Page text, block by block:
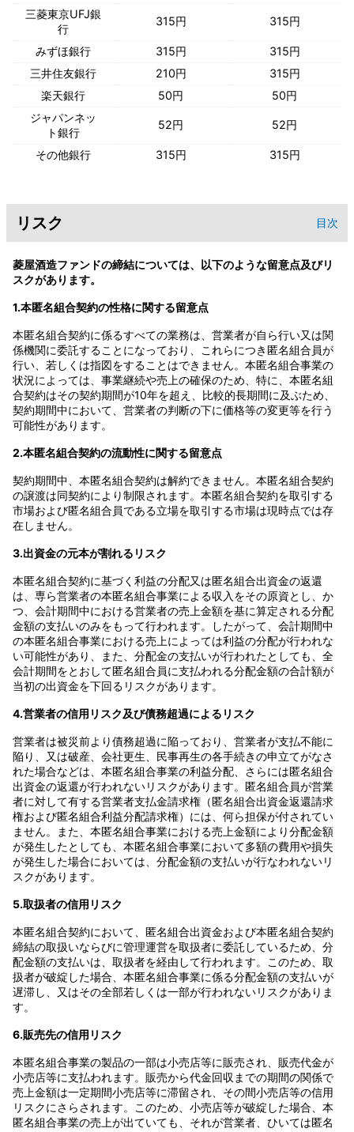
三菱東京UFJ銀
行
315円 315円
みずほ銀行 315円
315円
三井住友銀行
210円
315円
楽天銀行
50円
50円
ジャパンネッ
ト銀行
52円 52円
その他銀行 315円 315円
リスク 目次
菱屋酒造ファンドの締結については、以下のような留意点及びリ
スクがあります。
1.本匿名組合契約の性格に関する留意点
本匿名組合契約に係るすべての業務は、営業者が自ら行い又は関
係機関に委託することになっており、これらにつき匿名組合員が
行い、若しくは指図をすることはできません。本匿名組合事業の
状況によっては、事業継続や売上の確保のため、特に、本匿名組
合契約はその契約期間が10年を超え、比較的長期間に及ぶため、
契約期間中において、営業者の判断の下に価格等の変更等を行う
可能性があります。
2.本匿名組合契約の流動性に関する留意点
契約期間中、本匿名組合契約は解約できません。本匿名組合契約
の譲渡は同契約により制限されます。本匿名組合契約を取引する
市場および匿名組合員である立場を取引する市場は現時点では存
在しません。
3.出資金の元本が割れるリスク
本匿名組合契約に基づく利益の分配又は匿名組合出資金の返還
は、専ら営業者の本匿名組合事業による収入をその原資とし、か
つ、会計期間中における営業者の売上金額を基に算定される分配
金額の支払いのみをもって行われます。したがって、会計期間中
の本匿名組合事業における売上によっては利益の分配が行われな
い可能性があり、また、分配金の支払いが行われたとしても、全
会計期間をとおして匿名組合員に支払われる分配金額の合計額が
当初の出資金を下回るリスクがあります。
4.営業者の信用リスク及び債務超過によるリスク
営業者は被災前より債務超過に陥っており、営業者が支払不能に
陥り、又は破産、会社更生、民事再生の各手続きの申立てがなさ
れた場合などは、本匿名組合事業の利益分配、さらには匿名組合
出資金の返還が行われないリスクがあります。匿名組合員が営業
者に対して有する営業者支払金請求権（匿名組合出資金返還請求
権および匿名組合利益分配請求権）には、何ら担保が付されてい
ません。また、本匿名組合事業における売上金額により分配金額
が発生したとしても、本匿名組合事業において多額の費用や損失
が発生した場合においては、分配金額の支払いが行なわれないリ
スクがあります。
5.取扱者の信用リスク
本匿名組合契約において、匿名組合出資金および本匿名組合契約
締結の取扱いならびに管理運営を取扱者に委託しているため、分
配金額の支払いは、取扱者を経由して行われます。このため、取
扱者が破綻した場合、本匿名組合事業に係る分配金額の支払いが
遅滞し、又はその全部若しくは一部が行われないリスクがありま
す。
6.販売先の信用リスク
本匿名組合事業の製品の一部は小売店等に販売され、販売代金が
小売店等に支払われます。販売から代金回収までの期間の関係で
売上金額は一定期間小売店等に滞留され、その間小売店等の信用
リスクにさらされます。このため、小売店等が破綻した場合、本
匿名組合事業の売上が出ていても、それが営業者、ひいては匿名